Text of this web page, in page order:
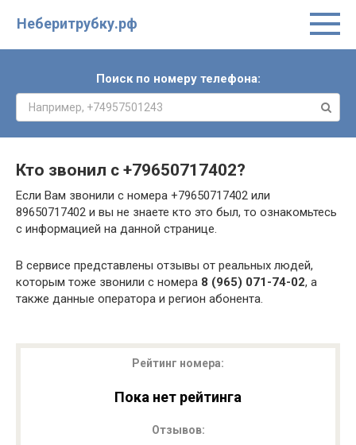
Неберитрубку.рф
Поиск по номеру телефона:
Кто звонил с +79650717402?
Если Вам звонили с номера +79650717402 или
89650717402 и вы не знаете кто это был, то ознакомьтесь
с информацией на данной странице.
В сервисе представлены отзывы от реальных людей,
которым тоже звонили с номера 8 (965) 071-74-02, а
также данные оператора и регион абонента.
Рейтинг номера:
Пока нет рейтинга
Отзывов: